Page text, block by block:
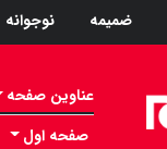
ضمیمه نوجوانه
عناوین صفحه
صفحه اول